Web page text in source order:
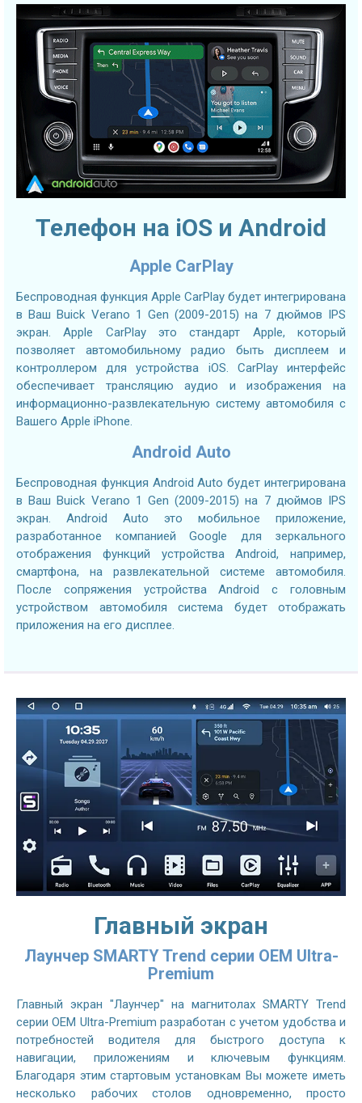
Телефон на iOS и Android
Apple CarPlay
Беспроводная функция Apple CarPlay будет интегрирована
в Ваш Buick Verano 1 Gen (2009-2015) на 7 дюймов IPS
экран. Apple CarPlay это стандарт Apple, который
позволяет автомобильному радио быть дисплеем и
контроллером для устройства iOS. CarPlay интерфейс
обеспечивает трансляцию аудио и изображения на
информационно-развлекательную систему автомобиля с
Вашего Apple iPhone.
Android Auto
Беспроводная функция Android Auto будет интегрирована
в Ваш Buick Verano 1 Gen (2009-2015) на 7 дюймов IPS
экран. Android Auto это мобильное приложение,
разработанное компанией Google для зеркального
отображения функций устройства Android, например,
смартфона, на развлекательной системе автомобиля.
После сопряжения устройства Android с головным
устройством автомобиля система будет отображать
приложения на его дисплее.
Главный экран
Лаунчер SMARTY Trend серии OEM Ultra-
Premium
Главный экран "Лаунчер" на магнитолах SMARTY Trend
серии OEM Ultra-Premium разработан с учетом удобства и
потребностей водителя для быстрого доступа к
навигации, приложениям и ключевым функциям.
Благодаря этим стартовым установкам Вы можете иметь
несколько рабочих столов одновременно, просто